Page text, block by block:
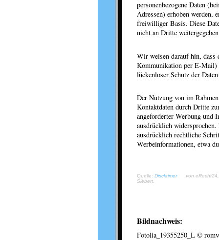
personenbezogene Daten
Adressen) erhoben werden,
freiwilliger Basis. Diese
nicht an Dritte
Wir weisen darauf hin, dass
Kommunikation per E-Mail)
lückenloser Schutz der
Der Nutzung von im
Kontaktdaten durch Dritte
angeforderter Werbung und
ausdrücklich
ausdrücklich rechtliche
Werbeinformationen, etwa
Quelle: Disclaimer
von
Siebert.
Bildnachweis:
Fotolia_19355250_L ©